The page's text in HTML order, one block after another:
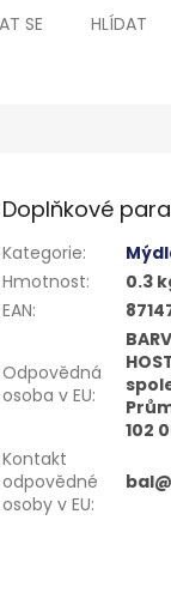
SE HLÍDAT
Doplňkové
Kategorie:
Hmotnost:
0.3
EAN:
Odpovědná
osoba v EU:
102
Kontakt
odpovědné
osoby v EU: